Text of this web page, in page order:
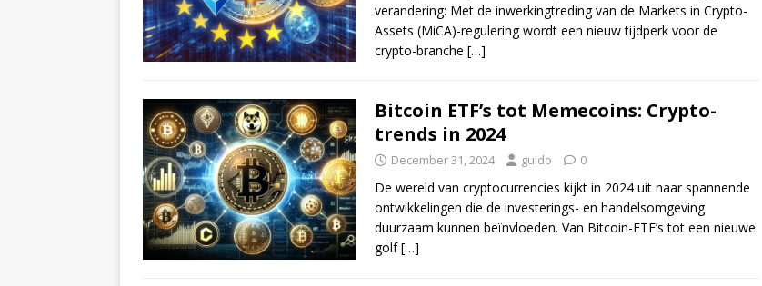
verandering: Met de inwerkingtreding van de Markets in Crypto-
Assets (MiCA)-regulering wordt een nieuw tijdperk voor de
crypto-branche […]
Bitcoin ETF’s tot Memecoins: Crypto-
trends in 2024
December 31, 2024 guido 0
De wereld van cryptocurrencies kijkt in 2024 uit naar spannende
ontwikkelingen die de investerings- en handelsomgeving
duurzaam kunnen beïnvloeden. Van Bitcoin-ETF’s tot een nieuwe
golf[…]